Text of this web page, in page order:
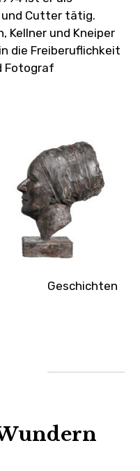
Cutter tätig.
Kellner und Kneiper
die Freiberuflichkeit
Fotograf
Geschichten